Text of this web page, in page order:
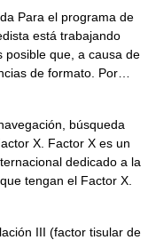
Para el programa de
está trabajando
posible que, a causa de
de formato. Por…
búsqueda
X. Factor X es un
dedicado a la
tengan el Factor X.
III (factor tisular de